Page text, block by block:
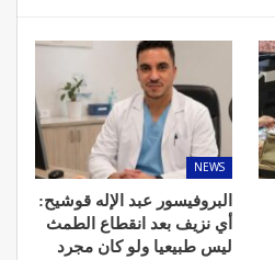
NEWS
البروفيسور عبد الإله قوشيح:
أي نزيف بعد انقطاع الطمث
ليس طبيعيا ولو كان مجرد